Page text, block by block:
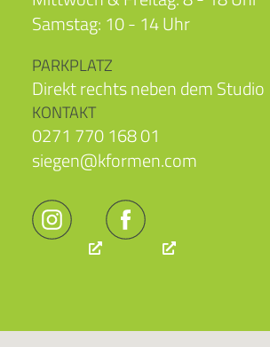
Samstag: 10 - 14 Uhr
PARKPLATZ
Direkt rechts neben dem Studio
KONTAKT
0271 770 168 01
siegen@kformen.com